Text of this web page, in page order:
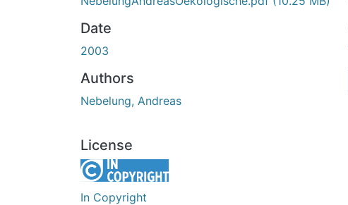
Date
2003
Authors
Nebelung, Andreas
License
In Copyright